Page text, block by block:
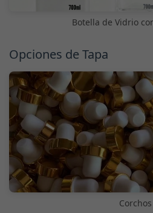
Botella de Vidrio
Opciones de Tapa
Corchos